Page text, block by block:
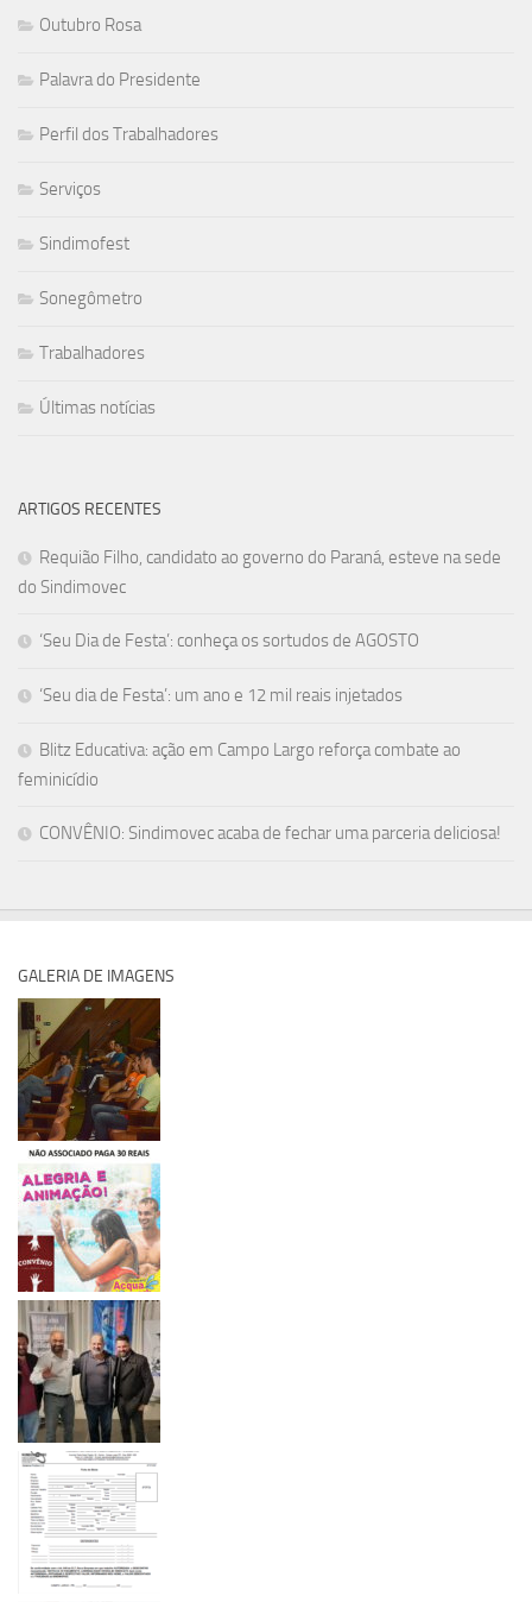
Outubro Rosa
Palavra do Presidente
Perfil dos Trabalhadores
Serviços
Sindimofest
Sonegômetro
Trabalhadores
Últimas notícias
ARTIGOS RECENTES
Requião Filho, candidato ao governo do Paraná, esteve na sede
do Sindimovec
‘Seu Dia de Festa’: conheça os sortudos de AGOSTO
‘Seu dia de Festa’: um ano e 12 mil reais injetados
Blitz Educativa: ação em Campo Largo reforça combate ao
feminicídio
CONVÊNIO: Sindimovec acaba de fechar uma parceria deliciosa!
GALERIA DE IMAGENS